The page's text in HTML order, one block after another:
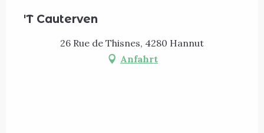
'T Cauterven
26 Rue de Thisnes, 4280 Hannut
Anfahrt